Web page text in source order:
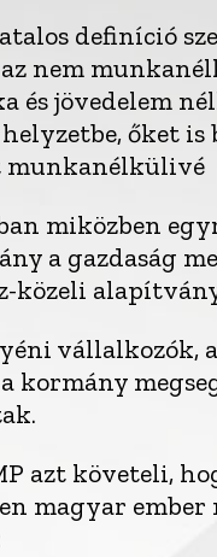
definíció
nem
és jövedelem
őket
miközben
a gazdaság
közeli
vállalkozók,
kormány
azt követeli,
magyar ember